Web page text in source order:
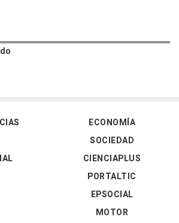
ECONOMÍA
SOCIEDAD
CIENCIAPLUS
PORTALTIC
EPSOCIAL
MOTOR